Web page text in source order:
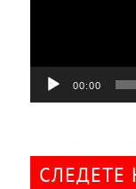
00:00
СЛЕДЕТЕ